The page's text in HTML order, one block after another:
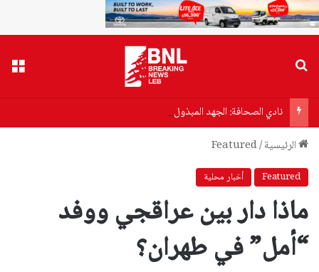
الرئيسية/
Featured
Featured أخبار محلية
ماذا دار بين عراقجي ووفد
“أمل” في طهران؟